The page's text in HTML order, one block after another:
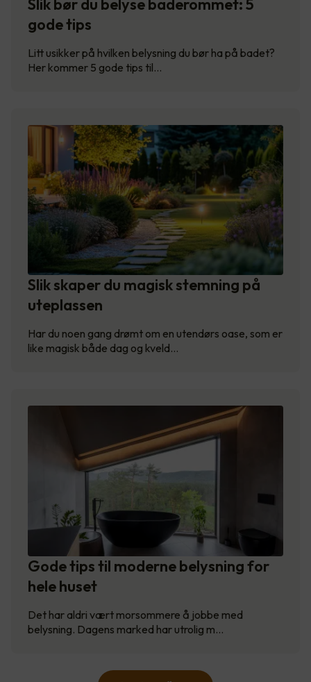
Slik bør du belyse baderommet: 5
gode tips
Litt usikker på hvilken belysning du bør ha på badet?
Her kommer 5 gode tips til…
Slik skaper du magisk stemning på
uteplassen
Har du noen gang drømt om en utendørs oase, som er
like magisk både dag og kveld…
Gode tips til moderne belysning for
hele huset
Det har aldri vært morsommere å jobbe med
belysning. Dagens marked har utrolig m…